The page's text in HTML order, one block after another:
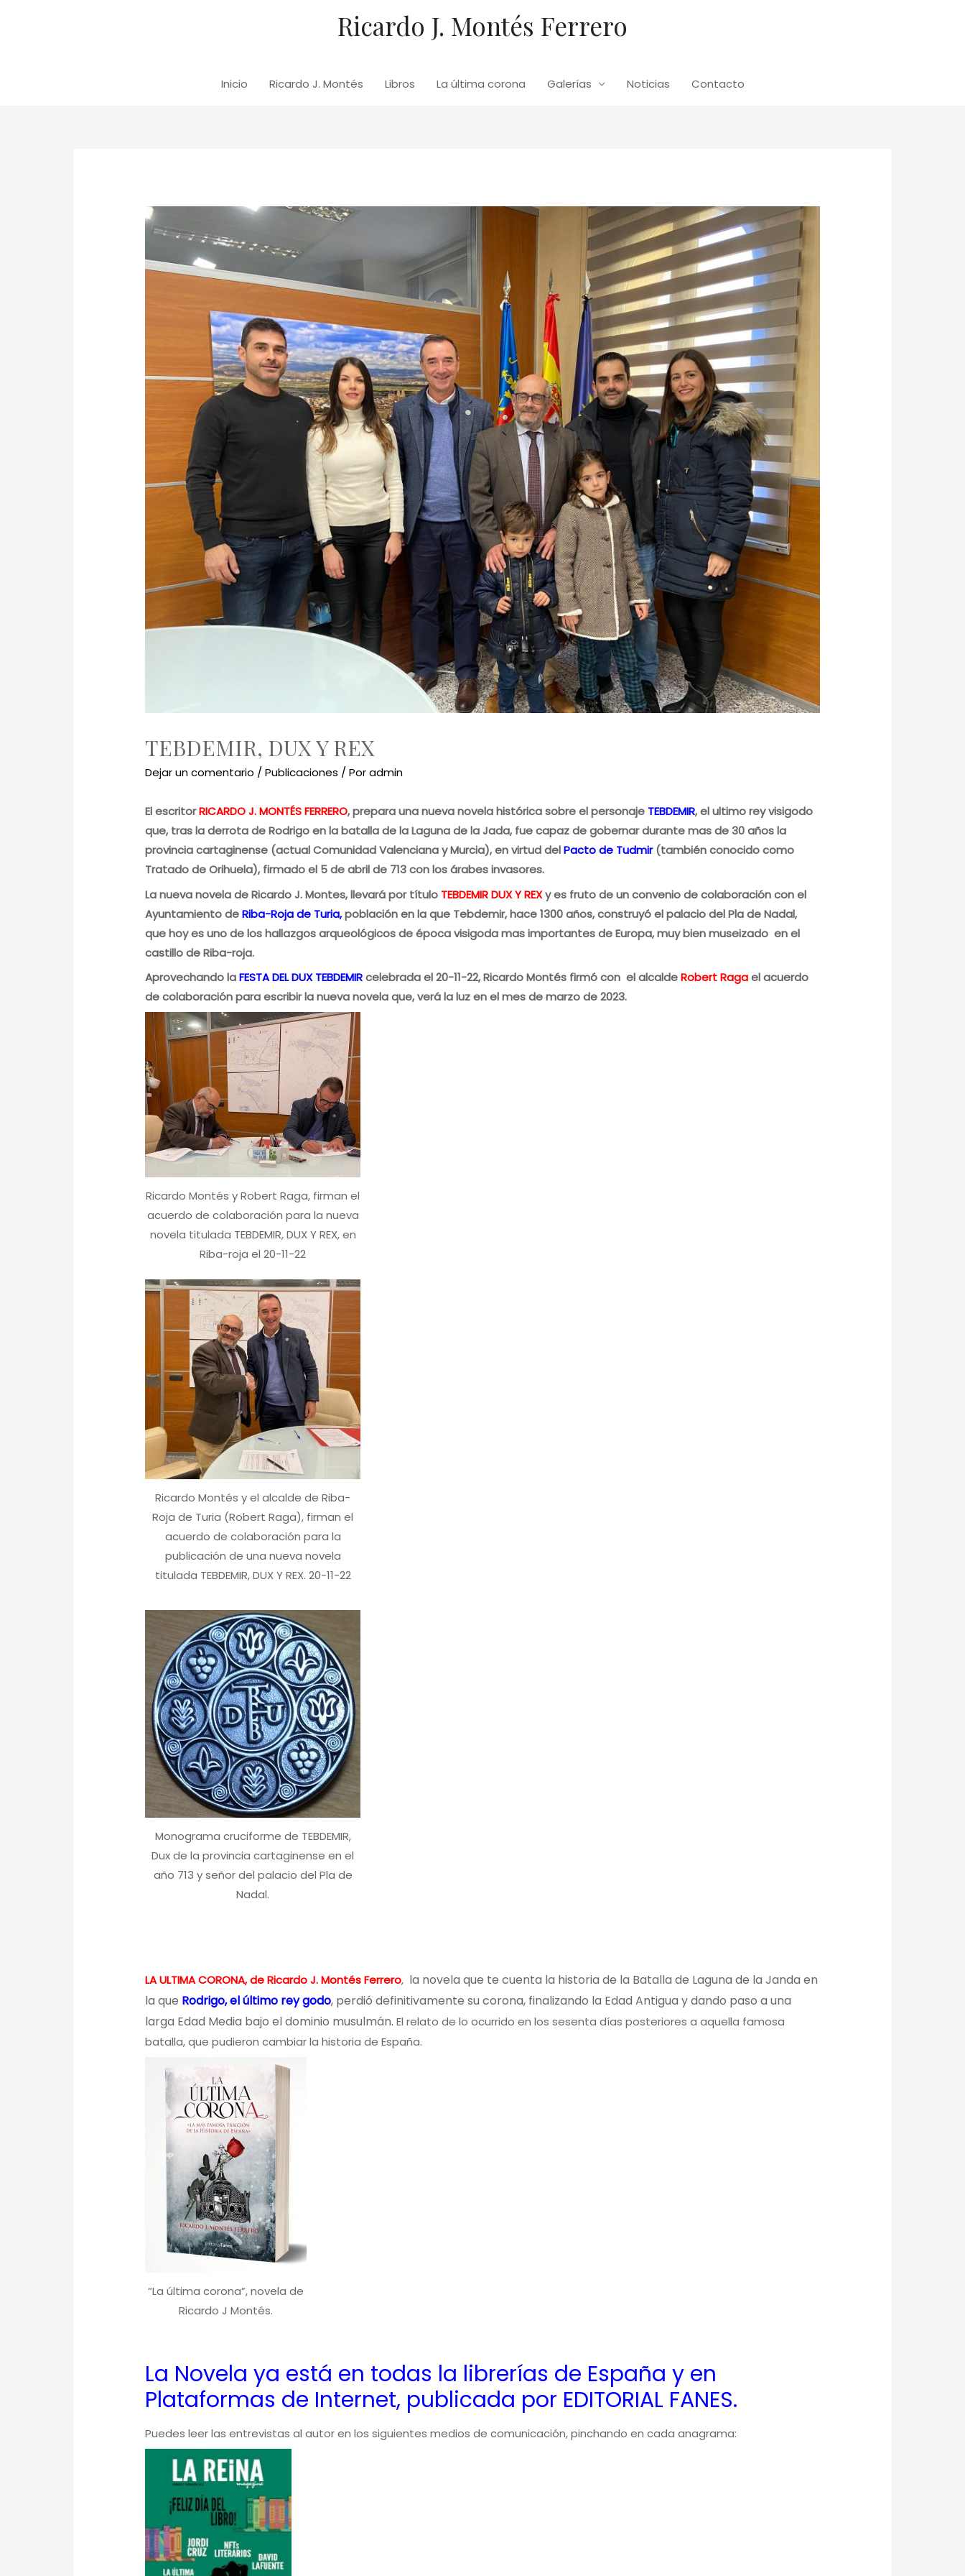
Ricardo J. Montés Ferrero
Inicio Ricardo J. Montés Libros La última corona Galerías Noticias Contacto
TEBDEMIR, DUX Y REX
Dejar un comentario /Publicaciones / Poradmin
El escritorRICARDO J. MONTÉS FERRERO, prepara una nueva novela histórica sobre el personaje TEBDEMIR, el ultimo rey visigodo
que, tras la derrota de Rodrigo en la batalla de la Laguna de la Jada, fue capaz de gobernar durante mas de 30 años la
provincia cartaginense (actual Comunidad Valenciana y Murcia), en virtud delPacto de Tudmir(también conocido como
Tratado de Orihuela), firmado el 5 de abril de 713 con los árabes invasores.
La nueva novela de Ricardo J. Montes, llevará por título TEBDEMIR DUX Y REXy es fruto de un convenio de colaboración con el
Ayuntamiento deRiba-Roja de Turia,población en la que Tebdemir, hace 1300 años, construyó el palacio del Pla de Nadal,
que hoy es uno de los hallazgos arqueológicos de época visigoda mas importantes de Europa, muy bien museizado en el
castillo de Riba-roja.
Aprovechando laFESTA DEL DUX TEBDEMIRcelebrada el 20-11-22, Ricardo Montés firmó con el alcaldeRobert Ragael acuerdo
de colaboración para escribir la nueva novela que, verá la luz en el mes de marzo de 2023.
Ricardo Montés y Robert Raga, firman el
acuerdo de colaboración para la nueva
novela titulada TEBDEMIR, DUX Y REX, en
Riba-roja el 20-11-22
Ricardo Montés y el alcalde de Riba-
Roja de Turia (Robert Raga), firman el
acuerdo de colaboración para la
publicación de una nueva novela
titulada TEBDEMIR, DUX Y REX. 20-11-22
Monograma cruciforme de TEBDEMIR,
Dux de la provincia cartaginense en el
año 713 y señor del palacio del Pla de
Nadal.
LA ULTIMA CORONA, de Ricardo J. Montés Ferrero, la novela que te cuenta la historia de la Batalla de Laguna de la Janda en
la que Rodrigo, el último rey godo, perdió definitivamente su corona, finalizando la Edad Antigua y dando paso a una
larga Edad Media bajo el dominio musulmán.El relato de lo ocurrido en los sesenta días posteriores a aquella famosa
batalla, que pudieron cambiar la historia de España.
“La última corona”, novela de
Ricardo J Montés.
La Novela ya está en todas la librerías de España y en
Plataformas de Internet, publicada por EDITORIAL FANES.
Puedes leer las entrevistas al autor en los siguientes medios de comunicación, pinchando en cada anagrama: